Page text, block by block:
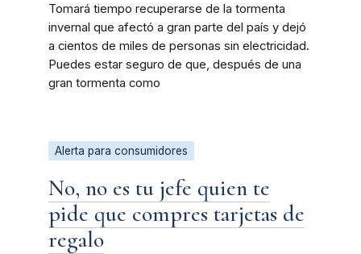
Tomará tiempo recuperarse de la tormenta
invernal que afectó a gran parte del país y dejó
a cientos de miles de personas sin electricidad.
Puedes estar seguro de que, después de una
gran tormenta como
Alerta para consumidores
No, no es tu jefe quien te
pide que compres tarjetas de
regalo